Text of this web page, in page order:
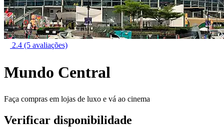
2.4 (5 avaliações)
Mundo Central
Faça compras em lojas de luxo e vá ao cinema
Verificar disponibilidade